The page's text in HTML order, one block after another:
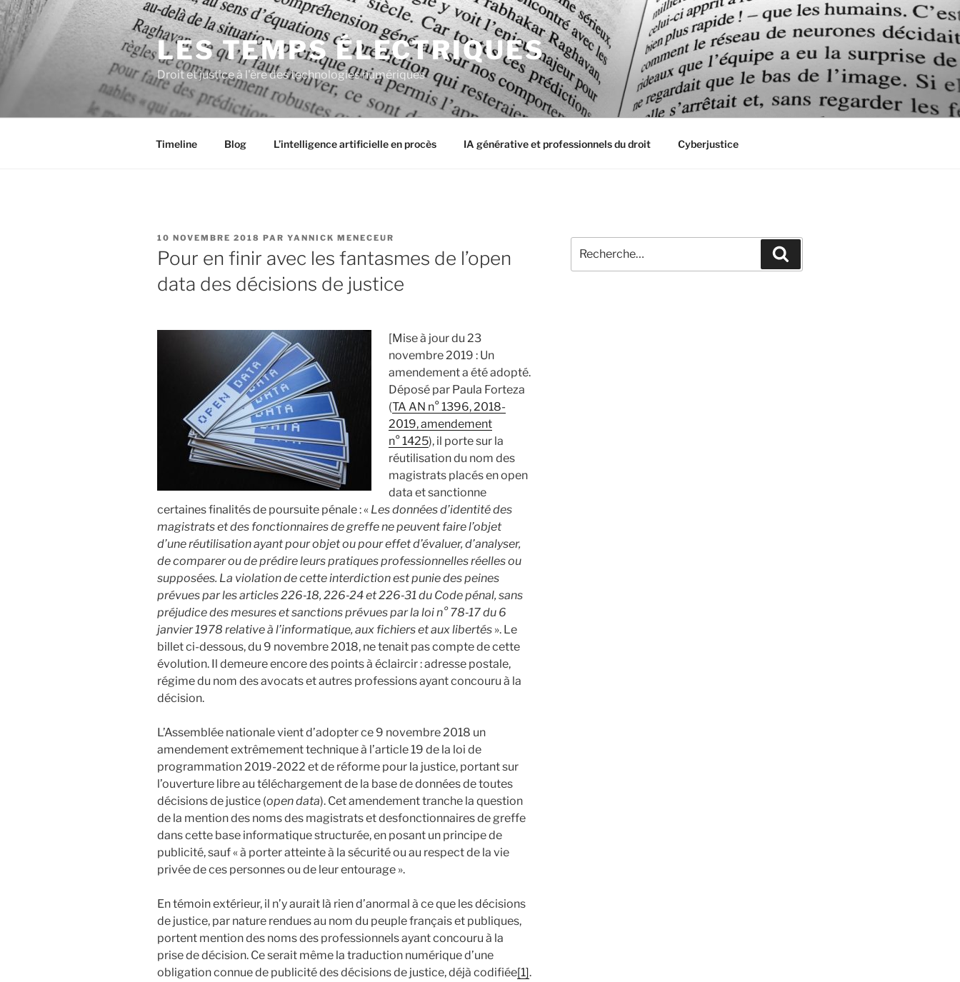
Aller
au
contenu
LES TEMPS ÉLECTRIQUES
Droit et justice à l'ère des technologies numériques
Timeline Blog L’intelligence artificielle en procès IA générative et professionnels du droit Cyberjustice
PUBLIÉ
LE
10 NOVEMBRE 2018 PAR YANNICK MENECEUR
Pour en finir avec les fantasmes de l’open
data des décisions de justice
[Mise à jour du 23
novembre 2019 : Un
amendement a été adopté.
Déposé par Paula Forteza
(TA AN n° 1396, 2018-
2019, amendement
n° 1425), il porte sur la
réutilisation du nom des
magistrats placés en open
data et sanctionne
certaines finalités de poursuite pénale : « Les données d’identité des
magistrats et des fonctionnaires de greffe ne peuvent faire l’objet
d’une réutilisation ayant pour objet ou pour effet d’évaluer, d’analyser,
de comparer ou de prédire leurs pratiques professionnelles réelles ou
supposées. La violation de cette interdiction est punie des peines
prévues par les articles 226‑18, 226‑24 et 226‑31 du Code pénal, sans
préjudice des mesures et sanctions prévues par la loi n° 78‑17 du 6
janvier 1978 relative à l’informatique, aux fichiers et aux libertés ». Le
billet ci-dessous, du 9 novembre 2018, ne tenait pas compte de cette
évolution. Il demeure encore des points à éclaircir : adresse postale,
régime du nom des avocats et autres professions ayant concouru à la
décision.
L’Assemblée nationale vient d’adopter ce 9 novembre 2018 un
amendement extrêmement technique à l’article 19 de la loi de
programmation 2019-2022 et de réforme pour la justice, portant sur
l’ouverture libre au téléchargement de la base de données de toutes
décisions de justice (open data). Cet amendement tranche la question
de la mention des noms des magistrats et desfonctionnaires de greffe
dans cette base informatique structurée, en posant un principe de
publicité, sauf « à porter atteinte à la sécurité ou au respect de la vie
privée de ces personnes ou de leur entourage ».
En témoin extérieur, il n’y aurait là rien d’anormal à ce que les décisions
de justice, par nature rendues au nom du peuple français et publiques,
portent mention des noms des professionnels ayant concouru à la
prise de décision. Ce serait même la traduction numérique d’une
obligation connue de publicité des décisions de justice, déjà codifiée[1].
pour
: